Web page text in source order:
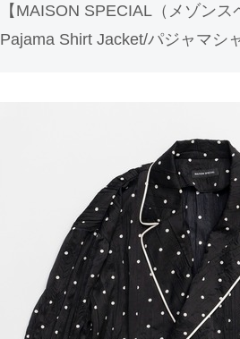
【MAISON SPECIAL（メゾンス
Pajama Shirt Jacket/パジャマシ